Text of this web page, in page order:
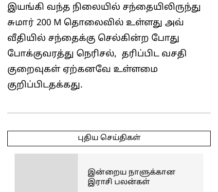
இயங்கி வந்த நிலையில் சந்தையிலிருந்து
சுமார் 200 M தொலைவில் உள்ளது அவ்
வீதியில் சந்தைக்கு செல்கின்ற போது
போக்குவரத்து நெரிசல், தரிப்பிட வசதி
குறைவுகள் ஏற்கனவே உள்ளமை
குறிப்பிடதக்கது.
04-
புதிய செய்திகள்
இன்றைய நாளுக்கான
இராசி பலன்கள்